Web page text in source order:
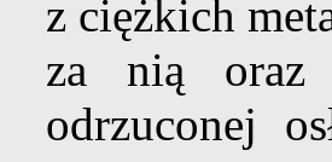
z ciężkich
za nią oraz
odrzuconej